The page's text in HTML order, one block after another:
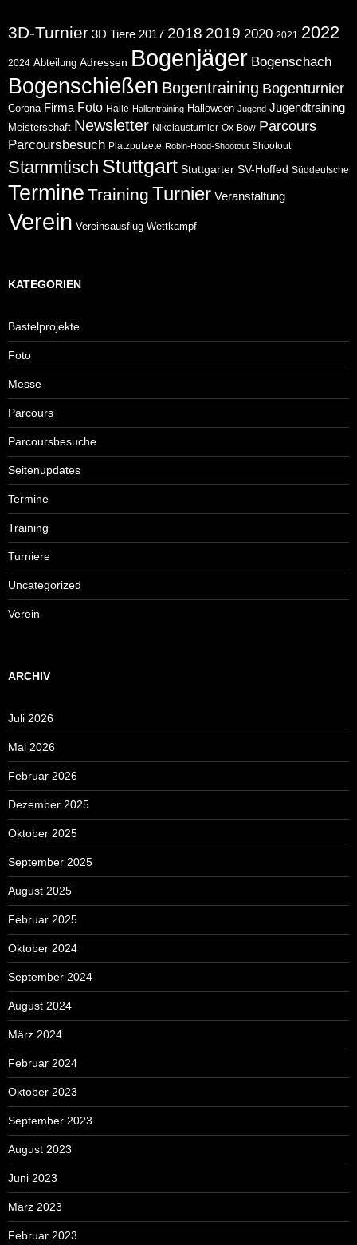
3D-Turnier 3D Tiere 2017 2018 2019 2020 2021 2022
2024 Abteilung Adressen Bogenjäger Bogenschach
Bogenschießen Bogentraining Bogenturnier
Corona Firma Foto Halle Hallentraining Halloween Jugend Jugendtraining
Meisterschaft Newsletter Nikolausturnier Ox-Bow Parcours
Parcoursbesuch Platzputzete Robin-Hood-Shootout Shootout
Stammtisch Stuttgart Stuttgarter SV-Hoffed Süddeutsche
Termine Training Turnier Veranstaltung
Verein Vereinsausflug Wettkampf
KATEGORIEN
Bastelprojekte
Foto
Messe
Parcours
Parcoursbesuche
Seitenupdates
Termine
Training
Turniere
Uncategorized
Verein
ARCHIV
Juli 2026
Mai 2026
Februar 2026
Dezember 2025
Oktober 2025
September 2025
August 2025
Februar 2025
Oktober 2024
September 2024
August 2024
März 2024
Februar 2024
Oktober 2023
September 2023
August 2023
Juni 2023
März 2023
Februar 2023